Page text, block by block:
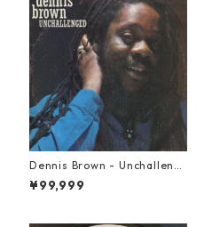
Dennis Brown - Unchalleng
ed【LP-70046】
¥99,999